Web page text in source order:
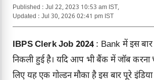
Published : Jul 22, 2023 10:53 am IST,
Updated : Jul 30, 2026 02:41 pm IST
IBPS Clerk Job 2024 : Bank में इस बार
निकली हुई है। यदि आप भी बैंक में जॉब
लिए यह एक गोल्डन मौका है इस बार पूरे